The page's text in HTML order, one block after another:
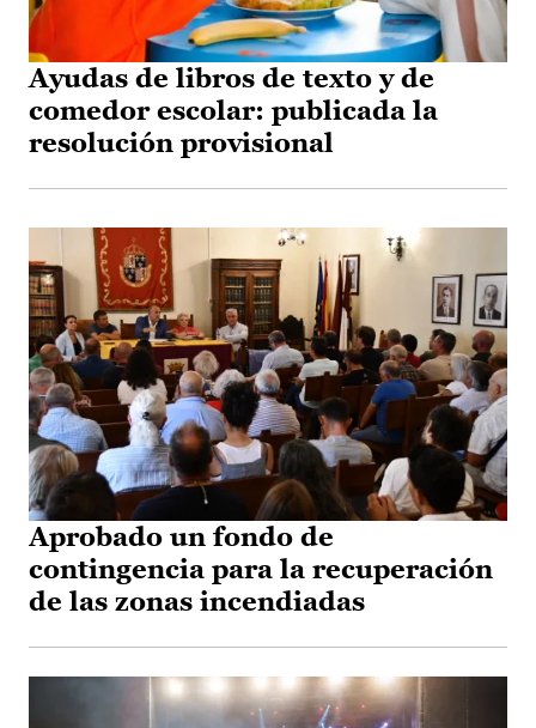
Ayudas de libros de texto y de
comedor escolar: publicada la
resolución provisional
Aprobado un fondo de
contingencia para la recuperación
de las zonas incendiadas